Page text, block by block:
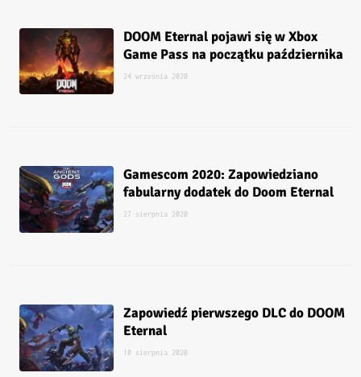
DOOM Eternal pojawi się w Xbox
Game Pass na początku października
24 września 2020
Gamescom 2020: Zapowiedziano
fabularny dodatek do Doom Eternal
27 sierpnia 2020
Zapowiedź pierwszego DLC do DOOM
Eternal
10 sierpnia 2020